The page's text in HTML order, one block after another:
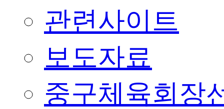
관련사이트
보도자료
중구체육회장